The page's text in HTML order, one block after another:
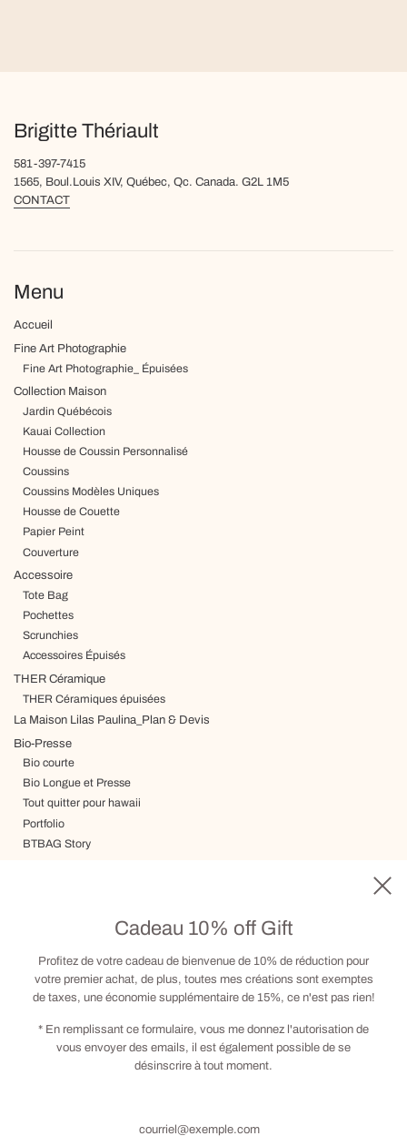
Brigitte Thériault
581-397-7415
1565, Boul.Louis XIV, Québec, Qc. Canada. G2L 1M5
CONTACT
Menu
Accueil
Fine Art Photographie
Fine Art Photographie_ Épuisées
Collection Maison
Jardin Québécois
Kauai Collection
Housse de Coussin Personnalisé
Coussins
Coussins Modèles Uniques
Housse de Couette
Papier Peint
Couverture
Accessoire
Tote Bag
Pochettes
Scrunchies
Accessoires Épuisés
THER Céramique
THER Céramiques épuisées
La Maison Lilas Paulina_Plan & Devis
Bio-Presse
Bio courte
Bio Longue et Presse
Tout quitter pour hawaii
Portfolio
BTBAG Story
Social
Cadeau 10% off Gift
Profitez de votre cadeau de bienvenue de 10% de réduction pour
votre premier achat, de plus, toutes mes créations sont exemptes
de taxes, une économie supplémentaire de 15%, ce n'est pas rien!
* En remplissant ce formulaire, vous me donnez l'autorisation de
vous envoyer des emails, il est également possible de se
désinscrire à tout moment.